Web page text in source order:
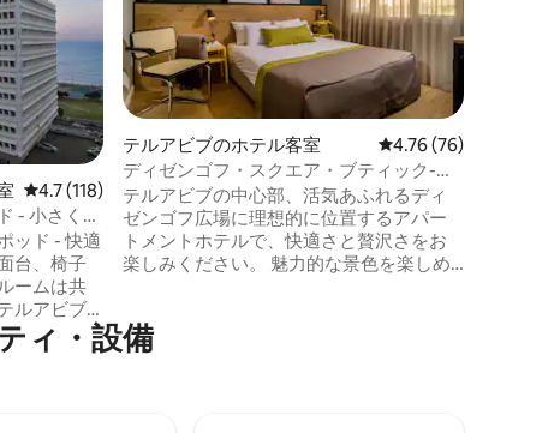
レビュー118件、5つ星中4.7つ星の平均評価
4.7 (118)
- 小さくて
ッド - 快適
台、椅子
ームは共
ルアビブ
している
泊先で
テルアビブのホテル客室 レビュー76件、5つ
4.76 (76)
ディゼンゴフ・スクエア・ブティック-バ
ルコニー付きの部屋
テルアビブの中心部、活気あふれるディ
ゼンゴフ広場に理想的に位置するアパー
トメントホテルで、快適さと贅沢さをお
楽しみください。 魅力的な景色を楽しめ
備えた当ホテルでは、忘れられない滞在
をお約束します。 街の有名なアトラクシ
ィ⁠・設⁠備